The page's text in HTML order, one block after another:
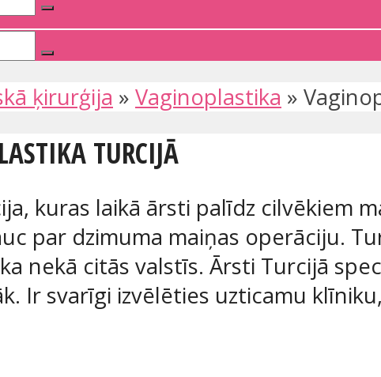
ķirurģija » Vaginoplastika »
TURCIJĀ
kuras laikā ārsti palīdz cilvēkiem
par dzimuma maiņas operāciju.
nekā citās valstīs. Ārsti Turcijā
Ir svarīgi izvēlēties uzticamu